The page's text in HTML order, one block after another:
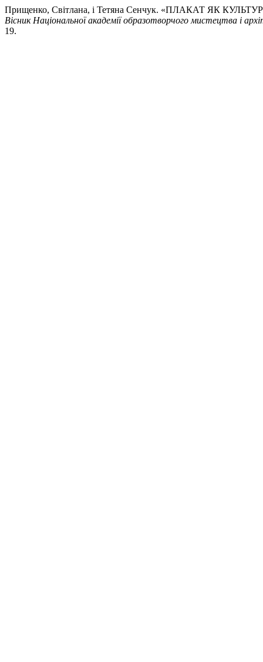
Прищенко, Світлана, і Тетяна Сенчук. «ПЛАКАТ ЯК
Вісник Національної академії образотворчого мистецтва і
19.